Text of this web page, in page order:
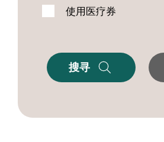
使用医疗券
搜寻